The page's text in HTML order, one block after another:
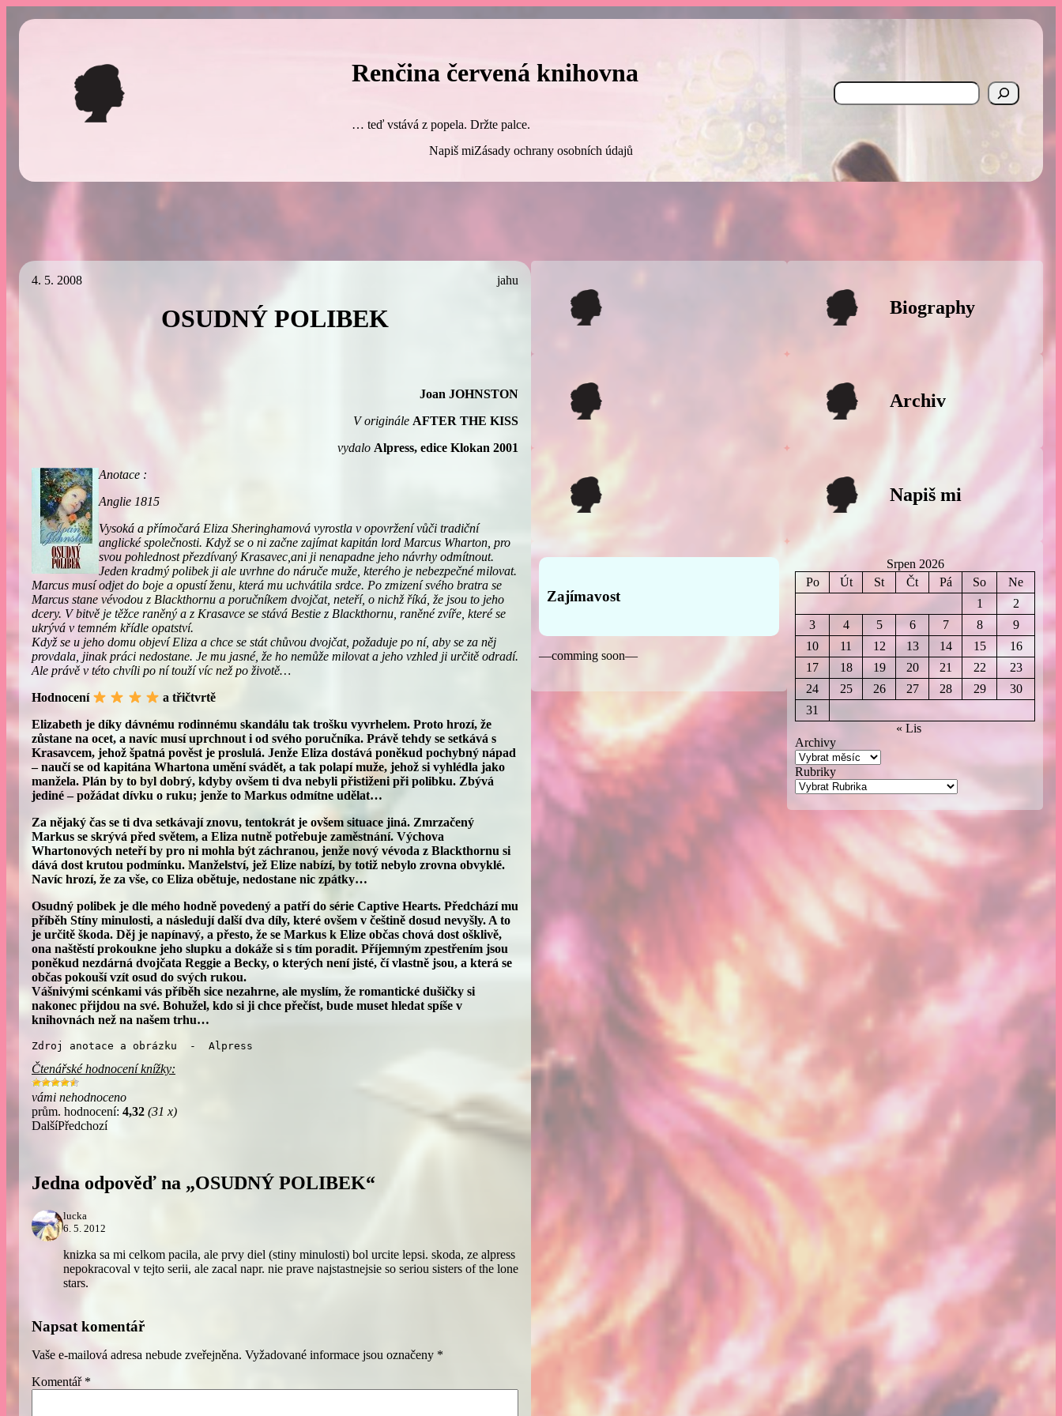
Renčina červená knihovna
… teď vstává z popela. Držte palce.
Search
Napiš miZásady ochrany osobních údajů
4. 5. 2008 jahu
OSUDNÝ POLIBEK
Joan JOHNSTON
V originále AFTER THE KISS
vydalo Alpress, edice Klokan 2001
Anotace :
Anglie 1815
Vysoká a přímočará Eliza Sheringhamová vyrostla v opovržení vůči tradiční
anglické společnosti. Když se o ni začne zajímat kapitán lord Marcus Wharton, pro
svou pohlednost přezdívaný Krasavec,ani ji nenapadne jeho návrhy odmítnout.
Jeden kradmý polibek ji ale uvrhne do náruče muže, kterého je nebezpečné milovat.
Marcus musí odjet do boje a opustí ženu, která mu uchvátila srdce. Po zmizení svého bratra se
Marcus stane vévodou z Blackthornu a poručníkem dvojčat, neteří, o nichž říká, že jsou to jeho
dcery. V bitvě je těžce raněný a z Krasavce se stává Bestie z Blackthornu, raněné zvíře, které se
ukrývá v temném křídle opatství.
Když se u jeho domu objeví Eliza a chce se stát chůvou dvojčat, požaduje po ní, aby se za něj
provdala, jinak práci nedostane. Je mu jasné, že ho nemůže milovat a jeho vzhled ji určitě odradí.
Ale právě v této chvíli po ní touží víc než po životě…
Hodnocení
a třičtvrtě
Elizabeth je díky dávnému rodinnému skandálu tak trošku vyvrhelem. Proto hrozí, že
zůstane na ocet, a navíc musí uprchnout i od svého poručníka. Právě tehdy se setkává s
Krasavcem, jehož špatná pověst je proslulá. Jenže Eliza dostává poněkud pochybný nápad
– naučí se od kapitána Whartona umění svádět, a tak polapí muže, jehož si vyhlédla jako
manžela. Plán by to byl dobrý, kdyby ovšem ti dva nebyli přistiženi při polibku. Zbývá
jediné – požádat dívku o ruku; jenže to Markus odmítne udělat…
Za nějaký čas se ti dva setkávají znovu, tentokrát je ovšem situace jiná. Zmrzačený
Markus se skrývá před světem, a Eliza nutně potřebuje zaměstnání. Výchova
Whartonových neteří by pro ni mohla být záchranou, jenže nový vévoda z Blackthornu si
dává dost krutou podmínku. Manželství, jež Elize nabízí, by totiž nebylo zrovna obvyklé.
Navíc hrozí, že za vše, co Eliza obětuje, nedostane nic zpátky…
Osudný polibek je dle mého hodně povedený a patří do série Captive Hearts. Předchází mu
příběh Stíny minulosti, a následují další dva díly, které ovšem v češtině dosud nevyšly. A to
je určitě škoda. Děj je napínavý, a přesto, že se Markus k Elize občas chová dost ošklivě,
ona naštěstí prokoukne jeho slupku a dokáže si s tím poradit. Příjemným zpestřením jsou
poněkud nezdárná dvojčata Reggie a Becky, o kterých není jisté, čí vlastně jsou, a která se
občas pokouší vzít osud do svých rukou.
Vášnivými scénkami vás příběh sice nezahrne, ale myslím, že romantické dušičky si
nakonec přijdou na své. Bohužel, kdo si ji chce přečíst, bude muset hledat spíše v
knihovnách než na našem trhu…
Zdroj anotace a obrázku  -  Alpress
Čtenářské hodnocení knížky:
vámi nehodnoceno
prům. hodnocení: 4,32 (31 x)
DalšíPředchozí
Jedna odpověď na „OSUDNÝ POLIBEK“
lucka
6. 5. 2012
knizka sa mi celkom pacila, ale prvy diel (stiny minulosti) bol urcite lepsi. skoda, ze alpress
nepokracoval v tejto serii, ale zacal napr. nie prave najstastnejsie so seriou sisters of the lone
stars.
Napsat komentář
Vaše e-mailová adresa nebude zveřejněna. Vyžadované informace jsou označeny *
Komentář *
Zajímavost
—comming soon—
Biography
Archiv
Napiš mi
Srpen 2026
Po
Út St Čt Pá So
Ne
1
2
3
4 5 6 7 8
9
10
11 12 13 14 15
16
17
18 19 20 21 22
23
24
25 26 27 28 29
30
31
« Lis
Archivy
Rubriky